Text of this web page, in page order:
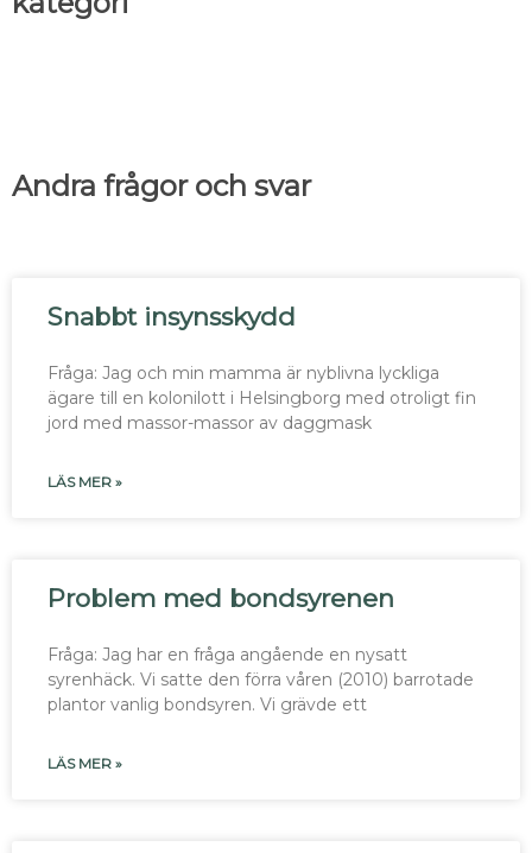
Andra frågor och svar
Snabbt insynsskydd
Fråga: Jag och min mamma är nyblivna lyckliga
ägare till en kolonilott i Helsingborg med otroligt fin
jord med massor-massor av daggmask
LÄS MER »
Problem med bondsyrenen
Fråga: Jag har en fråga angående en nysatt
syrenhäck. Vi satte den förra våren (2010) barrotade
plantor vanlig bondsyren. Vi grävde ett
LÄS MER »